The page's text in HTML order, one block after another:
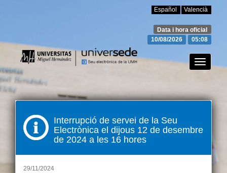
Español Valencià
Data i hora oficial
10/08/2026
05:08
Canviar
mode
Interrupció de servei de la Seu
Electrònica el dijous 12 de desembre
de 2024 a les 16 hores
29/11/2024